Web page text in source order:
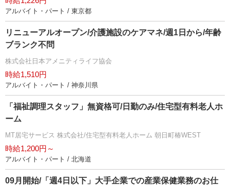
アルバイト・パート / 東京都
リニューアルオープン/介護施設のケアマネ/週1日から/年齢
ブランク不問
株式会社日本アメニティライフ協会
時給1,510円
アルバイト・パート / 神奈川県
「福祉調理スタッフ」無資格可/日勤のみ/住宅型有料老人ホ
ーム
MT居宅サービス 株式会社/住宅型有料老人ホーム 朝日町椿WEST
時給1,200円～
アルバイト・パート / 北海道
09月開始/「週4日以下」大手企業での産業保健業務のお仕